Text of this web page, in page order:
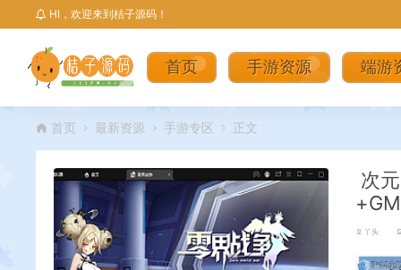
HI，欢迎来到桔子源码！
首页 手游资源 端游
首页 最新资源 手游专区 正文
次
丫头